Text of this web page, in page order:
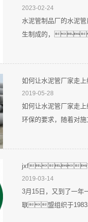
2023-02-24
水泥管制品厂的水泥
生制成的，
如何让水泥管厂家走上
2019-05-28
如何让水泥管厂家走
环保的要求，随着对
jxf吉祥
2019-03-14
3月15日，又到了一
联盟组织于1983